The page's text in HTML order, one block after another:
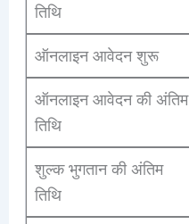
तिथि
ऑनलाइन आवेदन शुरू
ऑनलाइन आवेदन की अंतिम
तिथि
शुल्क भुगतान की अंतिम
तिथि